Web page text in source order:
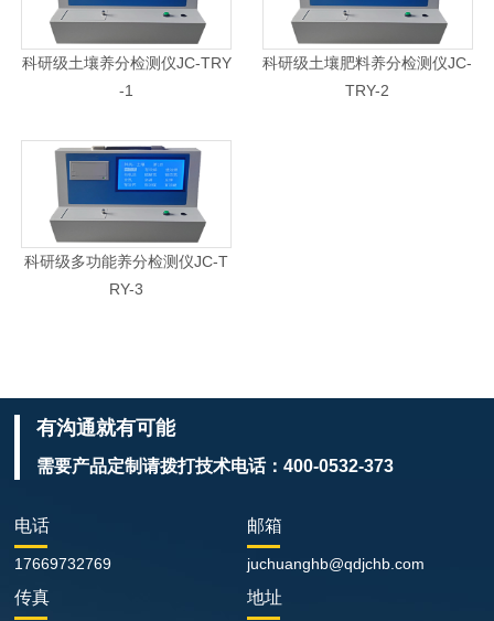
科研级土壤养分检测仪JC-TRY
-1
科研级土壤肥料养分检测仪JC-
TRY-2
科研级多功能养分检测仪JC-T
RY-3
有沟通就有可能
需要产品定制请拨打技术电话：400-0532-373
电话
17669732769
邮箱
juchuanghb@qdjchb.com
传真 地址